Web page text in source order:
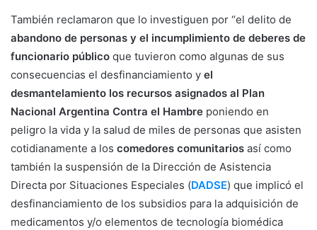
También reclamaron que lo investiguen por “el delito de
abandono de personas y el incumplimiento de deberes de
funcionario público que tuvieron como algunas de sus
consecuencias el desfinanciamiento y el
desmantelamiento los recursos asignados al Plan
Nacional Argentina Contra el Hambre poniendo en
peligro la vida y la salud de miles de personas que asisten
cotidianamente a los comedores comunitarios así como
también la suspensión de la Dirección de Asistencia
Directa por Situaciones Especiales (DADSE) que implicó el
desfinanciamiento de los subsidios para la adquisición de
medicamentos y/o elementos de tecnología biomédica